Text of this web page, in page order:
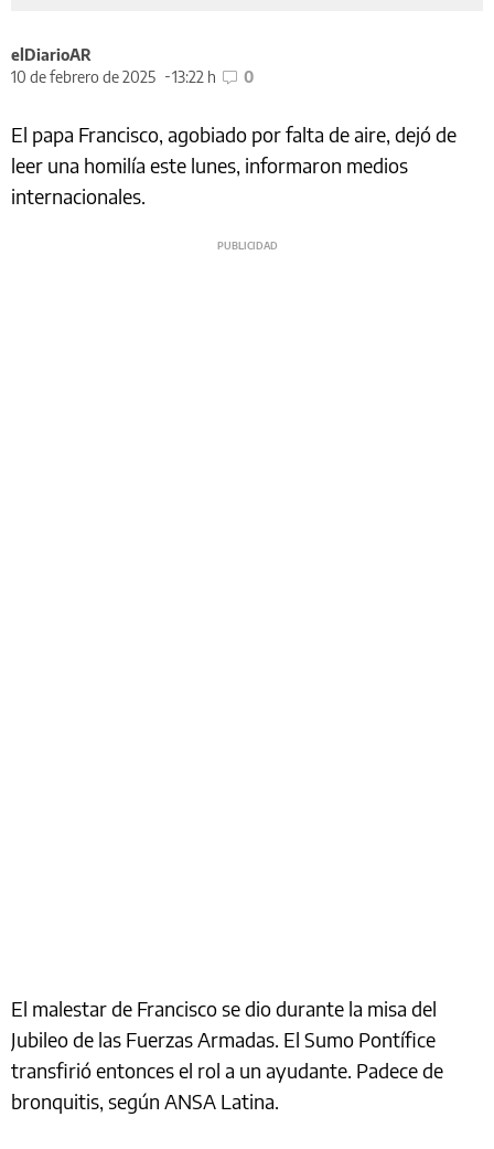
elDiarioAR
10 de febrero de 2025
13:22 h 0
El papa Francisco, agobiado por falta de aire, dejó de
leer una homilía este lunes, informaron medios
internacionales.
El malestar de Francisco se dio durante la misa del
Jubileo de las Fuerzas Armadas. El Sumo Pontífice
transfirió entonces el rol a un ayudante. Padece de
bronquitis, según ANSA Latina.